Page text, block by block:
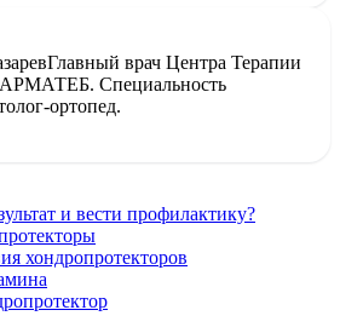
Главный врач Центра Терапии
Специальность
ортопед.
и вести профилактику?
хондропротекторов